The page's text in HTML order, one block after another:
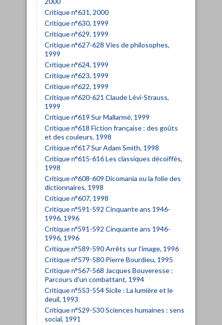
Critique n°631, 2000
Critique n°630, 1999
Critique n°629, 1999
Critique n°627-628 Vies de philosophes,
1999
Critique n°624, 1999
Critique n°623, 1999
Critique n°622, 1999
Critique n°620-621 Claude Lévi-Strauss,
1999
Critique n°619 Sur Mallarmé, 1999
Critique n°618 Fiction française : des goûts
et des couleurs, 1998
Critique n°617 Sur Adam Smith, 1998
Critique n°615-616 Les classiques décoiffés,
1998
Critique n°608-609 Dicomania ou la folie des
dictionnaires, 1998
Critique n°607, 1998
Critique n°591-592 Cinquante ans 1946-
1996, 1996
Critique n°591-592 Cinquante ans 1946-
1996, 1996
Critique n°589-590 Arrêts sur l'image, 1996
Critique n°579-580 Pierre Bourdieu, 1995
Critique n°567-568 Jacques Bouveresse :
Parcours d'un combattant, 1994
Critique n°553-554 Sicile : La lumière et le
deuil, 1993
Critique n°529-530 Sciences humaines : sens
social, 1991